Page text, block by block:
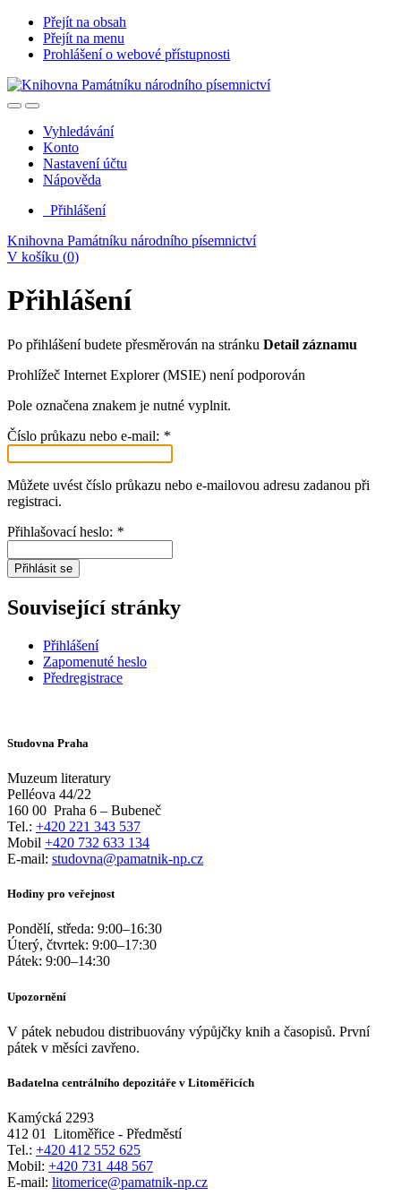
Přejít na obsah
Přejít na menu
Prohlášení o webové přístupnosti
Vyhledávání
Konto
Nastavení účtu
Nápověda
Přihlášení
Knihovna Památníku národního písemnictví
V košíku (0)
Přihlášení
Po přihlášení budete přesměrován na stránku Detail záznamu
Prohlížeč Internet Explorer (MSIE) není podporován
Pole označena znakem je nutné vyplnit.
Číslo průkazu nebo e-mail: *
Můžete uvést číslo průkazu nebo e-mailovou adresu zadanou při
registraci.
Přihlašovací heslo: *
Přihlásit se
Související stránky
Přihlášení
Zapomenuté heslo
Předregistrace
Studovna Praha
Muzeum literatury
Pelléova 44/22
160 00 Praha 6 – Bubeneč
Tel.: +420 221 343 537
Mobil +420 732 633 134
E-mail: studovna@pamatnik-np.cz
Hodiny pro veřejnost
Pondělí, středa: 9:00–16:30
Úterý, čtvrtek: 9:00–17:30
Pátek: 9:00–14:30
Upozornění
V pátek nebudou distribuovány výpůjčky knih a časopisů. První
pátek v měsíci zavřeno.
Badatelna centrálního depozitáře v Litoměřicích
Kamýcká 2293
412 01
Litoměřice - Předměstí
Tel.: +420 412 552 625
Mobil: +420 731 448 567
E-mail: litomerice@pamatnik-np.cz